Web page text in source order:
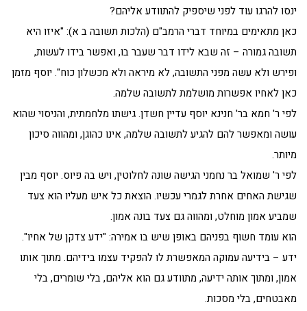
ינסו להרגו עוד לפני שיספיק להתוודע אליהם?
כאן מתאימים במיוחד דברי הרמב"ם (הלכות תשובה ב א): "איזו היא
תשובה גמורה – זה שבא לידו דבר שעבר בו, ואפשר בידו לעשות,
ופירש ולא עשה מפני התשובה, לא מיראה ולא מכשלון כוח". יוסף מזמן
כאן לאחיו אפשרות מושלמת לתשובה שלמה.
לפי ר' חמא בר' חנינא יוסף עדיין חשדן. גישתו מלחמתית, והניסוי שהוא
עושה ומאפשר להם להגיע לתשובה שלמה, אינו כהוגן, ומהווה סיכון
מיותר.
לפי ר' שמואל בר נחמני הגישה שונה לחלוטין, ויש בה פיוס. יוסף מבין
שגישת האחים אחרת לגמרי עכשיו. הוצאת כל איש מעליו הוא צעד
שמביע אמון מוחלט, ומהווה גם צעד בונה אמון.
הוא עומד חשוף בפניהם באופן שיש בו אמירה: "ידע צדקן של אחיו".
ידע – בידיעה עמוקה המאפשרת לו להפקיד עצמו בידיהם. מתוך אותו
אמון, ומתוך אותה ידיעה, מתוודע גם הוא אליהם, בלי שומרים, בלי
מאבטחים, בלי מסכות.